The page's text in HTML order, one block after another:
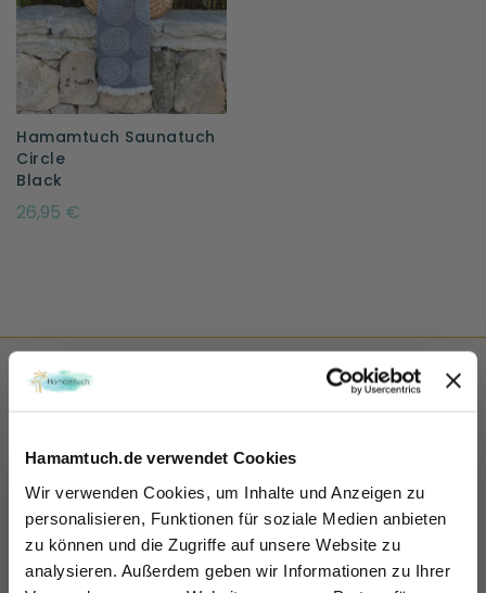
Hamamtuch.de verwendet Cookies
Wir verwenden Cookies, um Inhalte und Anzeigen zu
personalisieren, Funktionen für soziale Medien anbieten
zu können und die Zugriffe auf unsere Website zu
analysieren. Außerdem geben wir Informationen zu Ihrer
Hamamtuch Saunatuch
Circle
Black
26,95 €
HAMAMTUCH.DESicher dir 10% Rabatt!